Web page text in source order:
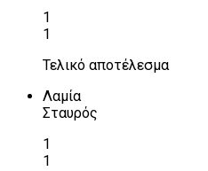
1
1
Τελικό αποτέλεσμα
Λαμία
Σταυρός
1
1